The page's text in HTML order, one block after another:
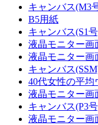
キャンバス(M3
B5用紙
キャンバス(S1
液晶モニター画
液晶モニター画
キャンバス
40代女性の平均
液晶モニター画
キャンバス(P3
液晶モニター画